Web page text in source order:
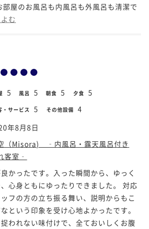
屋のお風呂も内風呂も外風呂も清潔で
む
5 風呂 5 朝食 5 夕食 5
・サービス 5 その他設備 4
年8月8日
（Misora) ‐内風呂・露天風呂付き
客室‐
かったです。入った瞬間から、ゆっく
心身ともにゆったりできました。 対応
フの方の立ち振る舞い、説明からもこ
という印象を受け心地よかったです。
われない味付けで、全ておいしくお腹